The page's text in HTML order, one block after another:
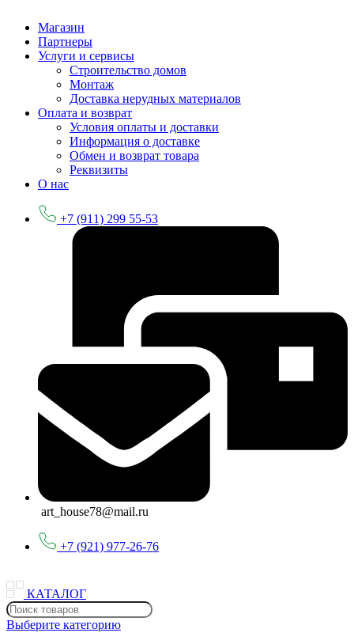
Магазин
Партнеры
Услуги и сервисы
Строительство домов
Монтаж
Доставка нерудных материалов
Оплата и возврат
Условия оплаты и доставки
Информация о доставке
Обмен и возврат товара
Реквизиты
О нас
+7 (911) 299 55-53
art_house78@mail.ru
+7 (921) 977-26-76
КАТАЛОГ
Выберите категорию